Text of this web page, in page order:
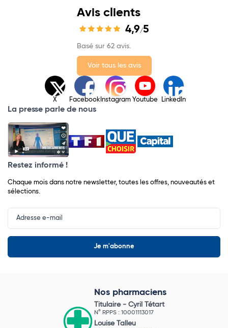
Avis clients
4,9/5
Basé sur 62 avis.
Voir tous les avis
X Facebook Instagram Youtube LinkedIn
La presse parle de nous
Restez informé !
Chaque mois dans notre newsletter, toutes les offres, nouveautés et
sélections.
Input
Newsletter
Nos pharmaciens
Titulaire - Cyril Tétart
N° RPPS : 10001113017
Louise Talleu